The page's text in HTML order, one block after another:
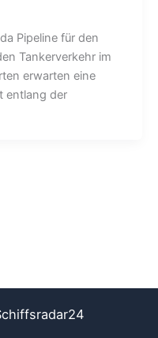
Pipeline für den
Tankerverkehr im
erwarten eine
entlang der